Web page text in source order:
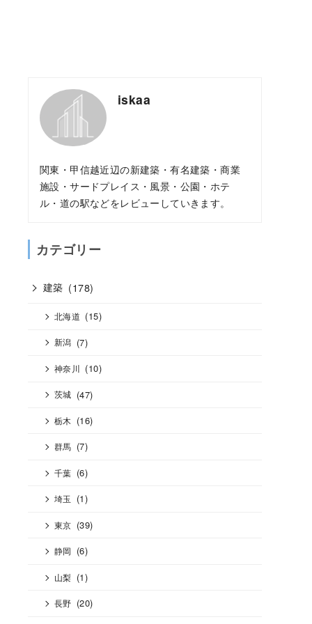
iskaa
関東・甲信越近辺の新建築・有名建築・商業
施設・サードプレイス・風景・公園・ホテ
ル・道の駅などをレビューしていきます。
カテゴリー
建築 (178)
北海道 (15)
新潟 (7)
神奈川 (10)
茨城 (47)
栃木 (16)
群馬 (7)
千葉 (6)
埼玉 (1)
東京 (39)
静岡 (6)
山梨 (1)
長野 (20)